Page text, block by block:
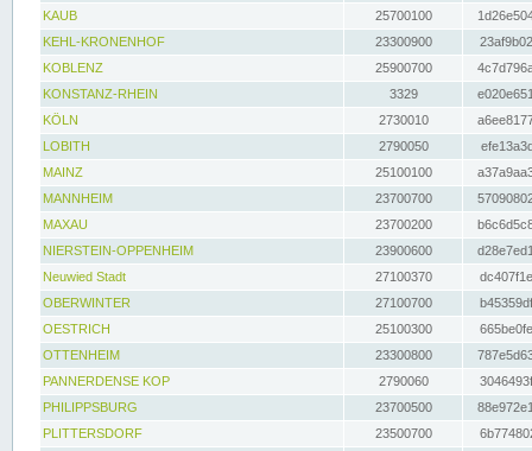
KAUB
25700100
KEHL-KRONENHOF
23300900
KOBLENZ
25900700
KONSTANZ-RHEIN
3329
KÖLN
2730010
LOBITH
2790050
MAINZ
25100100
MANNHEIM
23700700
MAXAU
23700200
NIERSTEIN-OPPENHEIM
23900600
Neuwied Stadt
27100370
OBERWINTER
27100700
OESTRICH
25100300
OTTENHEIM
23300800
PANNERDENSE KOP
2790060
PHILIPPSBURG
23700500
PLITTERSDORF
23500700